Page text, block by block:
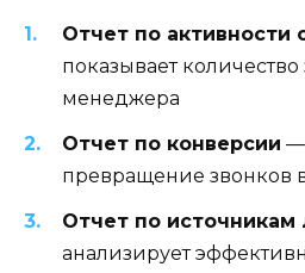
Отчет по активности
показывает
менеджера
Отчет по конверсии —
превращение звонков
Отчет по источникам
анализирует